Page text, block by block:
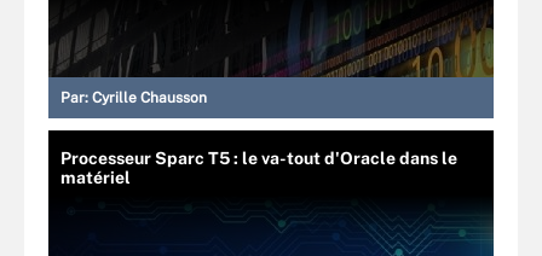
Par: Cyrille Chausson
Processeur Sparc T5 : le va-tout d'Oracle dans le
matériel